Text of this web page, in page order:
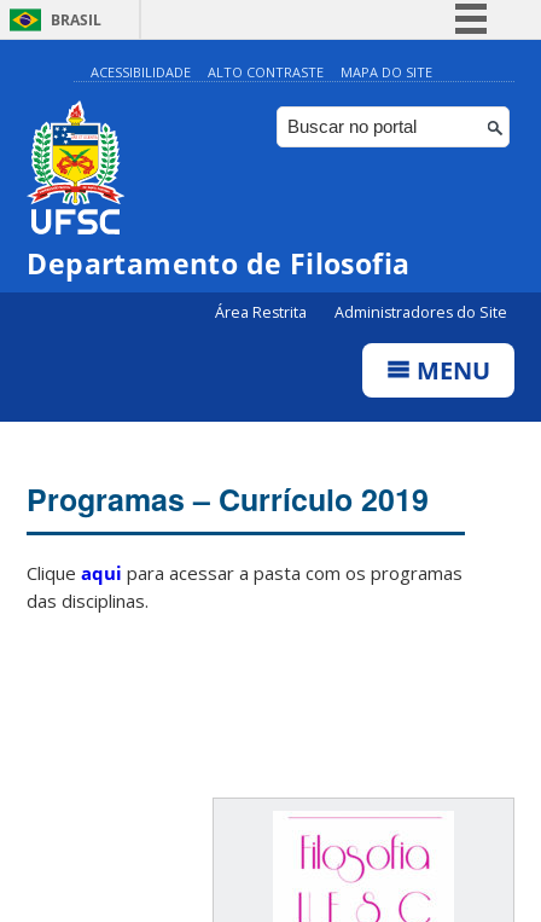
BRASIL
Simplifique!
Comunica BR
Participe
Canais
ACESSIBILIDADE ALTO CONTRASTE MAPA DO SITE
Departamento de Filosofia
Área Restrita Administradores do Site
MENU
Programas – Currículo 2019
Cliqueaqui para acessar a pasta com os programas
das disciplinas.